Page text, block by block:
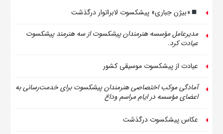
«بیژن جباری» پیشکسوت لابراتوار درگذشت
مدیرعامل مؤسسه هنرمندان پیشکسوت از سه هنرمند پیشکسوت
عیادت کرد.
عیادت از پیشکسوت موسیقی کشور
آمادگی موکب اختصاصی هنرمندان پیشکسوت برای خدمت‌رسانی به
اعضای مؤسسه در ایام مراسم وداع
عکاس پیشکسوت درگذشت